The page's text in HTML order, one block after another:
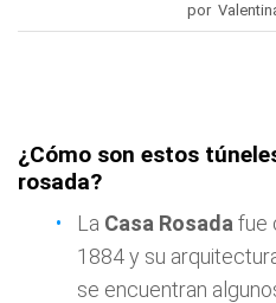
por
¿Cómo son estos
rosada?
La Casa Rosada fue
1884 y su
se encuentran